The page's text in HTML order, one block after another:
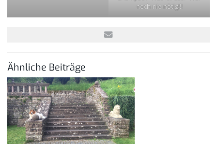
noch nie nötig!!!
Ähnliche Beiträge